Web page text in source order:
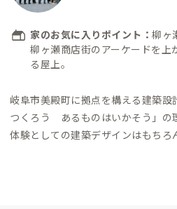
家のお気に入りポイント： 柳ヶ
柳ヶ瀬商店街のアーケードを上
る屋上。
岐阜市美殿町に拠点を構える建築設
つくろう あるものはいかそう」の
体験としての建築デザインはもちろ
の2つの視点から、魅力的な空間を